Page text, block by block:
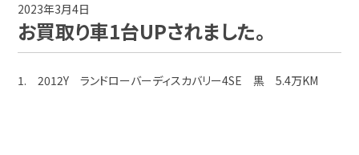
店舗紹介
2023年3月4日
お買取り車1台UPされました。
1. 2012Y ランドローバーディスカバリー4SE 黒 5.4万KM